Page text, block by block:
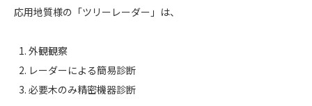
応用地質様の「ツリーレーダー」は、
外観観察
レーダーによる簡易診断
必要木のみ精密機器診断